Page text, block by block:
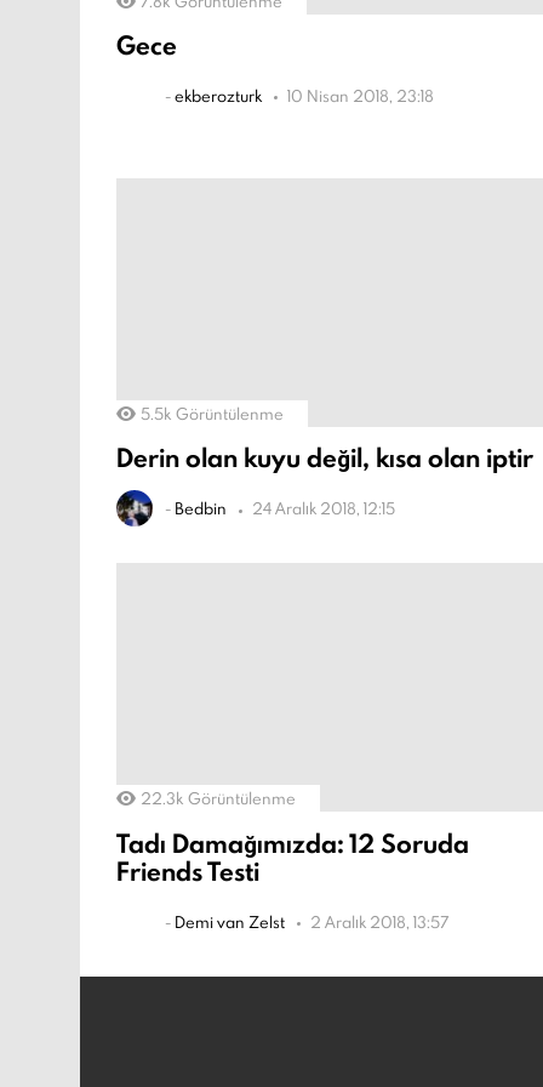
Gece
-ekberozturk 10 Nisan 2018, 23:18
5.5k Görüntülenme
Derin olan kuyu değil, kısa olan iptir
- Bedbin 24 Aralık 2018, 12:15
22.3k Görüntülenme
Tadı Damağımızda: 12 Soruda
Friends Testi
- Demi van Zelst 2 Aralık 2018, 13:57